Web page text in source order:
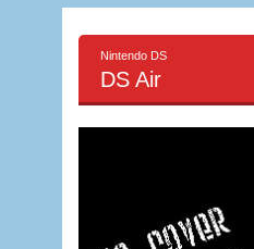
Nintendo DS
DS Air